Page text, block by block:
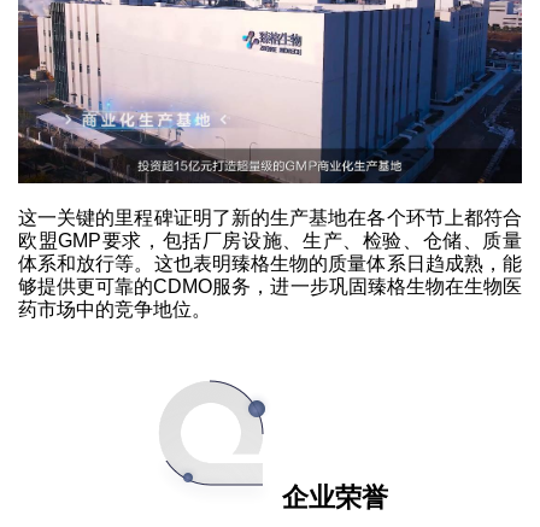
这一关键的里程碑证明了新的生产基地在各个环节上都符合
欧盟GMP要求，包括厂房设施、生产、检验、仓储、质量
体系和放行等。这也表明臻格生物的质量体系日趋成熟，能
够提供更可靠的CDMO服务，进一步巩固臻格生物在生物医
药市场中的竞争地位。
企业荣誉